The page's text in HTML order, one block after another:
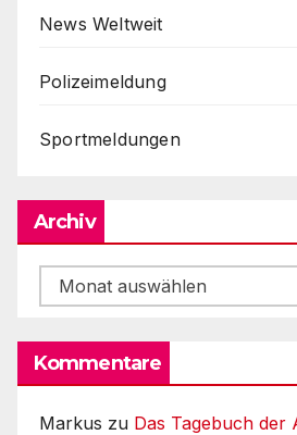
News Weltweit
Polizeimeldung
Sportmeldungen
Archiv
Archiv
Kommentare
Markus zu Das Tagebuch der